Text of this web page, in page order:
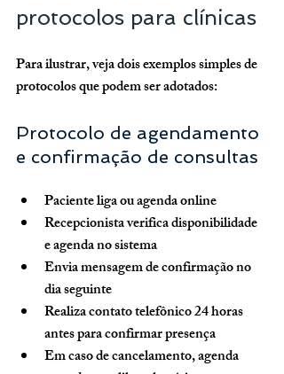
protocolos para clínicas
Para ilustrar, veja dois exemplos simples de
protocolos que podem ser adotados:
Protocolo de agendamento
e confirmação de consultas
Paciente liga ou agenda online
Recepcionista verifica disponibilidade
e agenda no sistema
Envia mensagem de confirmação no
dia seguinte
Realiza contato telefônico 24 horas
antes para confirmar presença
Em caso de cancelamento, agenda